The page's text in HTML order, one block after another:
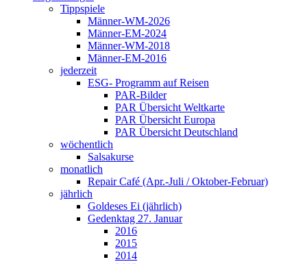
Tippspiele
Männer-WM-2026
Männer-EM-2024
Männer-WM-2018
Männer-EM-2016
jederzeit
ESG- Programm auf Reisen
PAR-Bilder
PAR Übersicht Weltkarte
PAR Übersicht Europa
PAR Übersicht Deutschland
wöchentlich
Salsakurse
monatlich
Repair Café (Apr.-Juli / Oktober-Februar)
jährlich
Goldeses Ei (jährlich)
Gedenktag 27. Januar
2016
2015
2014